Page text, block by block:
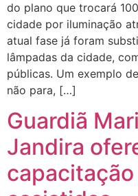
do plano que trocará
cidade por iluminação
atual fase já foram
lâmpadas da cidade,
públicas. Um exemplo
não para, […]
Guardiã
Jandira